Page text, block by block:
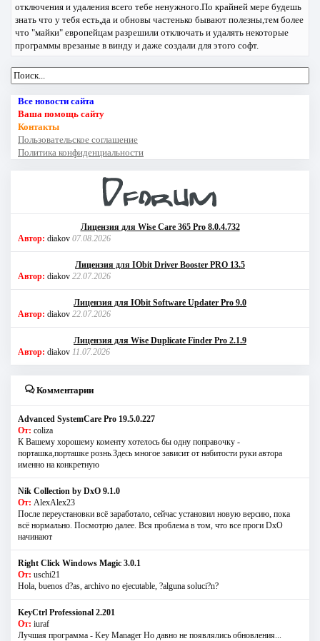
отключения и удаления всего тебе ненужного.По крайней мере будешь
знать что у тебя есть,да и обновы частенько бывают полезны,тем более
что "майки" европейцам разрешили отключать и удалять некоторые
программы врезаные в винду и даже создали для этого софт.
Все новости сайта
Ваша помощь сайту
Контакты
Пользовательское соглашение
Политика конфиденциальности
Лицензия для Wise Care 365 Pro 8.0.4.732
Автор: diakov 07.08.2026
Лицензия для IObit Driver Booster PRO 13.5
Автор: diakov 22.07.2026
Лицензия для IObit Software Updater Pro 9.0
Автор: diakov 22.07.2026
Лицензия для Wise Duplicate Finder Pro 2.1.9
Автор: diakov 11.07.2026
Комментарии
Advanced SystemCare Pro 19.5.0.227
От: coliza
К Вашему хорошему коменту хотелось бы одну поправочку -
порташка,порташке рознь.Здесь многое зависит от набитости руки автора
именно на конкретную
Nik Collection by DxO 9.1.0
От: AlexAlex23
После переустановки всё заработало, сейчас установил новую версию, пока
всё нормально. Посмотрю далее. Вся проблема в том, что все проги DxO
начинают
Right Click Windows Magic 3.0.1
От: uschi21
Hola, buenos d?as, archivo no ejecutable, ?alguna soluci?n?
KeyCtrl Professional 2.201
От: iuraf
Лучшая программа - Key Manager Но давно не появлялись обновления...